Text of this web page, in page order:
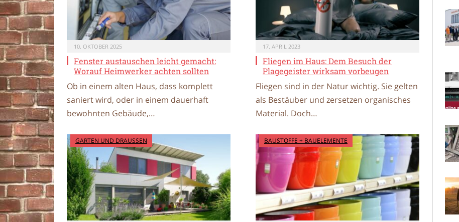
10. OKTOBER 2025
Fenster austauschen leicht gemacht:
Worauf Heimwerker achten sollten
Ob in einem alten Haus, dass komplett
saniert wird, oder in einem dauerhaft
bewohnten Gebäude,…
17. APRIL 2023
Fliegen im Haus: Dem Besuch der
Plagegeister wirksam vorbeugen
Fliegen sind in der Natur wichtig. Sie gelten
als Bestäuber und zersetzen organisches
Material. Doch…
GARTEN UND DRAUSSEN BAUSTOFFE + BAUELEMENTE